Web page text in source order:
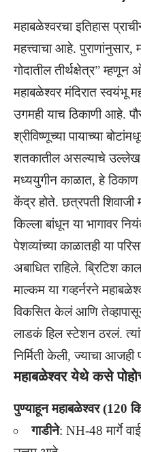
महाबळेश्वरचा इतिहास
महत्त्वाचा आहे. पुराणांनुसार,
गोदातील तीर्थक्षेत्र”
महाबळेश्वर मंदिरात स्वयंभू
उगमही याच ठिकाणी आहे.
श्रीविष्णूच्या पायाच्या
शतकातील असल्याचे उल्लेख
मध्ययुगीन काळात, हे ठिकाण
केंद्र होते.छत्रपती शिवाजी
किल्ला बांधून या भागावर
पेशव्यांच्या काळातही या
अबाधित राहिले. ब्रिटिश
माल्कम या गव्हर्नरने
विकसित केलं आणि
लाडकं हिल स्टेशन ठरलं.
निर्मिती केली, ज्याचा आजही
महाबळेश्वर येथे कसे
पुण्याहून महाबळेश्वर (120
गाडीने: NH-48 मार्गे